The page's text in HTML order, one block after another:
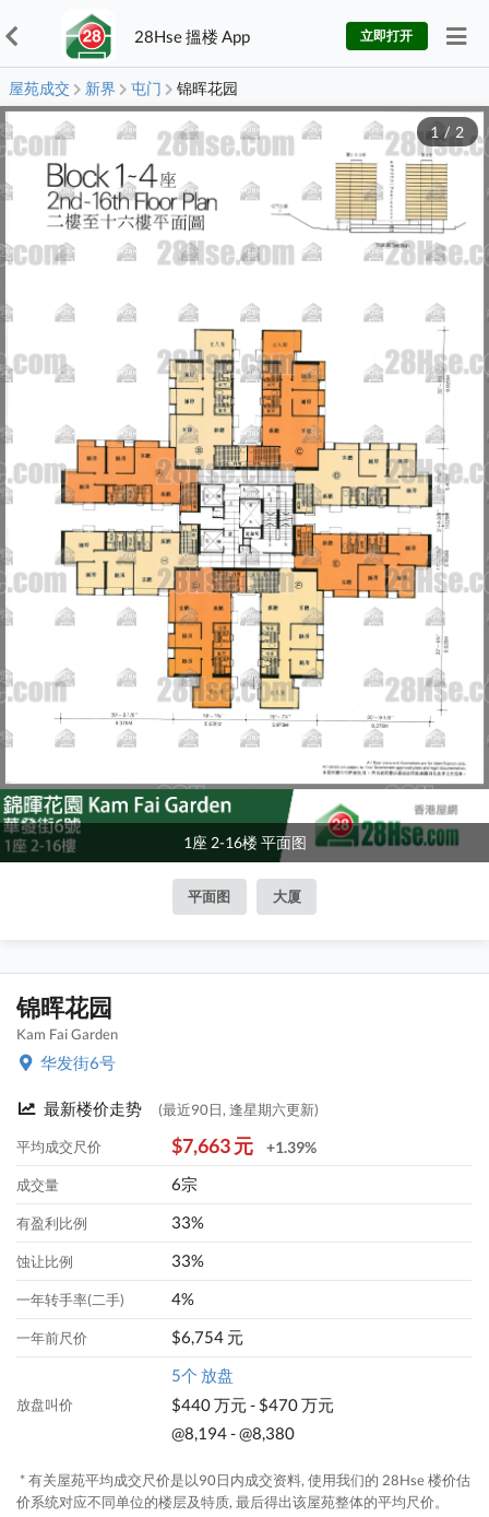
28Hse 搵楼 App 立即打开
屋苑成交 新界 屯门 锦晖花园
1座 2-16楼 平面图
1 / 2
平面图 大厦
锦晖花园
Kam Fai Garden
华发街6号
最新楼价走势 (最近90日, 逢星期六更新)
平均成交尺价 $7,663 元 +1.39%
成交量 6宗
有盈利比例 33%
蚀让比例 33%
一年转手率(二手) 4%
一年前尺价 $6,754 元
放盘叫价
5个 放盘
$440 万元 - $470 万元
@8,194 - @8,380
* 有关屋苑平均成交尺价是以90日内成交资料, 使用我们的 28Hse 楼价估
价系统对应不同单位的楼层及特质, 最后得出该屋苑整体的平均尺价。